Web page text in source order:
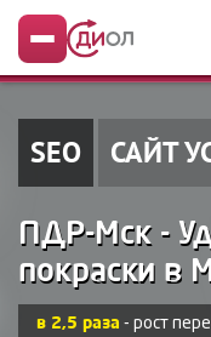
Меню
SEO САЙТ
ПДР-Мск -
покраски в
в 2,5 раза - рост